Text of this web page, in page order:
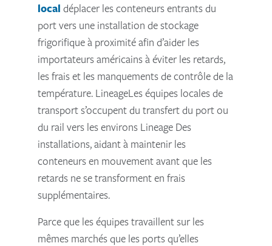
local déplacer les conteneurs entrants du
port vers une installation de stockage
frigorifique à proximité afin d’aider les
importateurs américains à éviter les retards,
les frais et les manquements de contrôle de la
température. LineageLes équipes locales de
transport s’occupent du transfert du port ou
du rail vers les environs Lineage Des
installations, aidant à maintenir les
conteneurs en mouvement avant que les
retards ne se transforment en frais
supplémentaires.
Parce que les équipes travaillent sur les
mêmes marchés que les ports qu’elles